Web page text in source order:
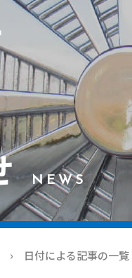
NEWS
日付による記事の一覧